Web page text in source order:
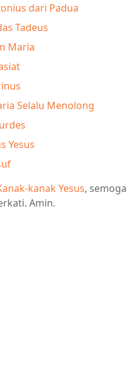
dari Padua
Tadeus
Maria
Selalu Menolong
Yesus
kanak Yesus, semoga
Amin.